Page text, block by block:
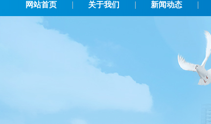
网站首页 关于我们 新闻动态